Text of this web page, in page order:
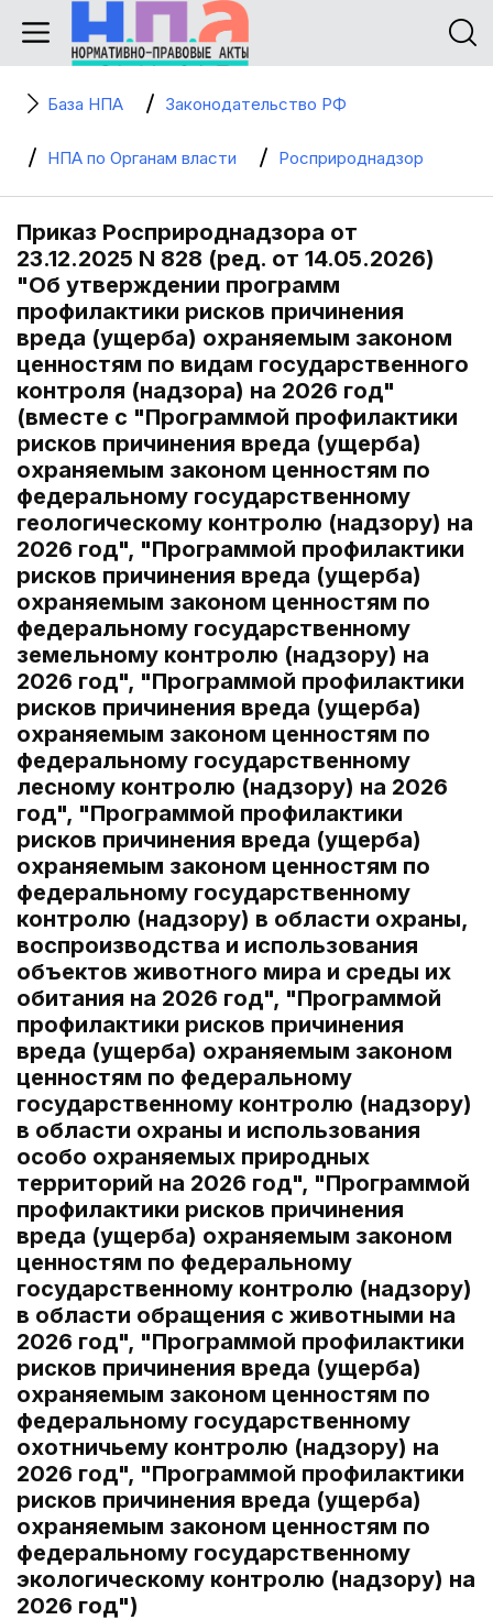
База НПА Законодательство РФ
НПА по Органам власти Росприроднадзор
Приказ Росприроднадзора от
23.12.2025 N 828 (ред. от 14.05.2026)
"Об утверждении программ
профилактики рисков причинения
вреда (ущерба) охраняемым законом
ценностям по видам государственного
контроля (надзора) на 2026 год"
(вместе с "Программой профилактики
рисков причинения вреда (ущерба)
охраняемым законом ценностям по
федеральному государственному
геологическому контролю (надзору) на
2026 год", "Программой профилактики
рисков причинения вреда (ущерба)
охраняемым законом ценностям по
федеральному государственному
земельному контролю (надзору) на
2026 год", "Программой профилактики
рисков причинения вреда (ущерба)
охраняемым законом ценностям по
федеральному государственному
лесному контролю (надзору) на 2026
год", "Программой профилактики
рисков причинения вреда (ущерба)
охраняемым законом ценностям по
федеральному государственному
контролю (надзору) в области охраны,
воспроизводства и использования
объектов животного мира и среды их
обитания на 2026 год", "Программой
профилактики рисков причинения
вреда (ущерба) охраняемым законом
ценностям по федеральному
государственному контролю (надзору)
в области охраны и использования
особо охраняемых природных
территорий на 2026 год", "Программой
профилактики рисков причинения
вреда (ущерба) охраняемым законом
ценностям по федеральному
государственному контролю (надзору)
в области обращения с животными на
2026 год", "Программой профилактики
рисков причинения вреда (ущерба)
охраняемым законом ценностям по
федеральному государственному
охотничьему контролю (надзору) на
2026 год", "Программой профилактики
рисков причинения вреда (ущерба)
охраняемым законом ценностям по
федеральному государственному
экологическому контролю (надзору) на
2026 год")